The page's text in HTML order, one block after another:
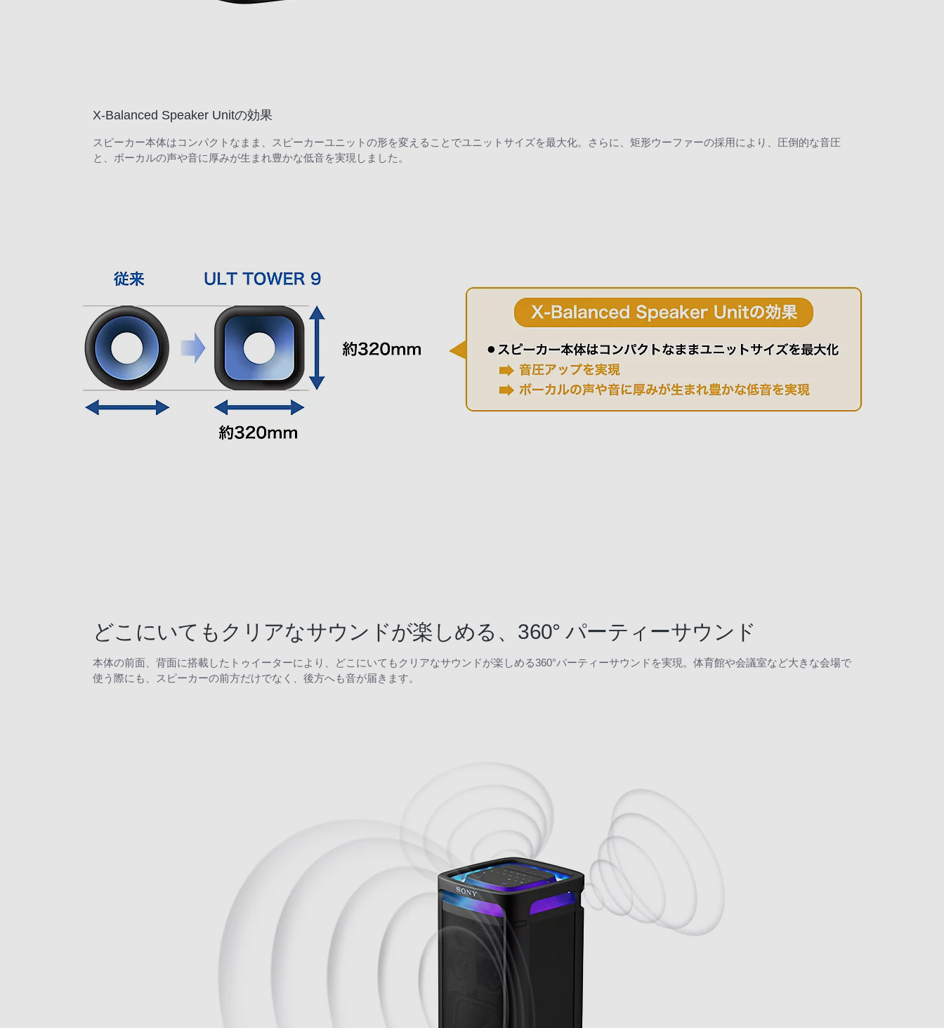
X-Balanced Speaker Unitの効果
スピーカー本体はコンパクトなまま、スピーカーユニットの形を変えることでユニットサイズを最大化。さらに、矩形ウーファーの採用により、圧倒的な音圧
と、ボーカルの声や音に厚みが生まれ豊かな低音を実現しました。
どこにいてもクリアなサウンドが楽しめる、360° パーティーサウンド
本体の前面、背面に搭載したトゥイーターにより、どこにいてもクリアなサウンドが楽しめる360°パーティーサウンドを実現。体育館や会議室など大きな会場で
使う際にも、スピーカーの前方だけでなく、後方へも音が届きます。